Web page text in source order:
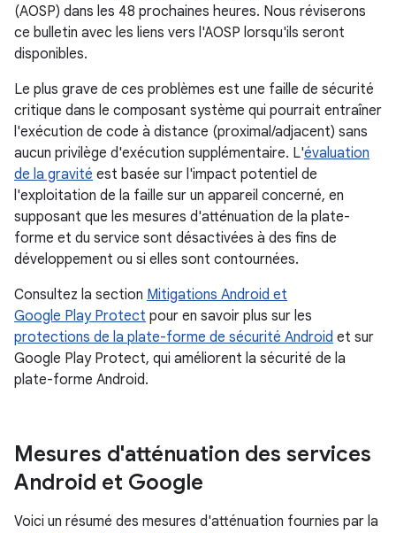
(AOSP) dans les 48 prochaines heures. Nous réviserons
ce bulletin avec les liens vers l'AOSP lorsqu'ils seront
disponibles.
Le plus grave de ces problèmes est une faille de sécurité
critique dans le composant système qui pourrait entraîner
l'exécution de code à distance (proximal/adjacent) sans
aucun privilège d'exécution supplémentaire. L'évaluation
de la gravité est basée sur l'impact potentiel de
l'exploitation de la faille sur un appareil concerné, en
supposant que les mesures d'atténuation de la plate-
forme et du service sont désactivées à des fins de
développement ou si elles sont contournées.
Consultez la section Mitigations Android et
Google Play Protect pour en savoir plus sur les
protections de la plate-forme de sécurité Android et sur
Google Play Protect, qui améliorent la sécurité de la
plate-forme Android.
Mesures d'atténuation des services
Android et Google
Voici un résumé des mesures d'atténuation fournies par la